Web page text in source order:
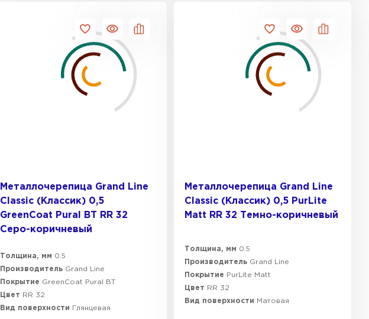
Металлочерепица Grand Line
Classic (Классик) 0,5
GreenСoat Pural BT RR 32
Серо-коричневый
Толщина, мм 0.5
Производитель Grand Line
Покрытие GreenСoat Pural BT
Цвет
RR 32
Вид поверхности
Глянцевая
Металлочерепица Grand Line
Classic (Классик) 0,5 PurLite
Мatt RR 32 Темно-коричневый
Толщина, мм 0.5
Производитель Grand Line
Покрытие
PurLite Мatt
Цвет
RR 32
Вид поверхности
Матовая